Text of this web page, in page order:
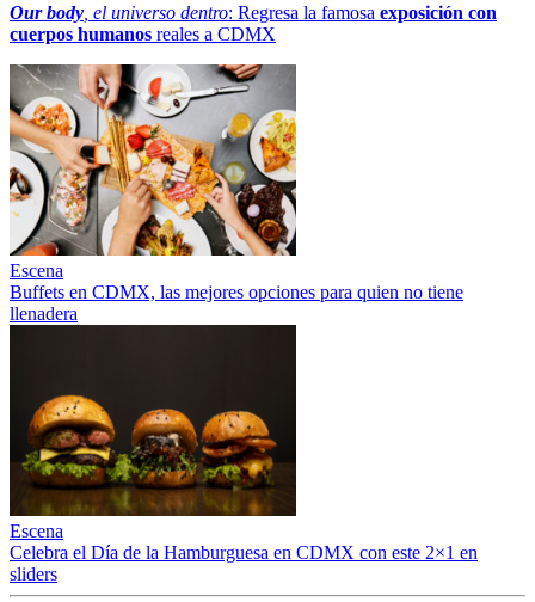
Our body , el universo dentro: Regresa la famosa exposición con
cuerpos humanos reales a CDMX
Escena
Buffets en CDMX, las mejores opciones para quien no tiene
llenadera
Escena
Celebra el Día de la Hamburguesa en CDMX con este 2×1 en
sliders